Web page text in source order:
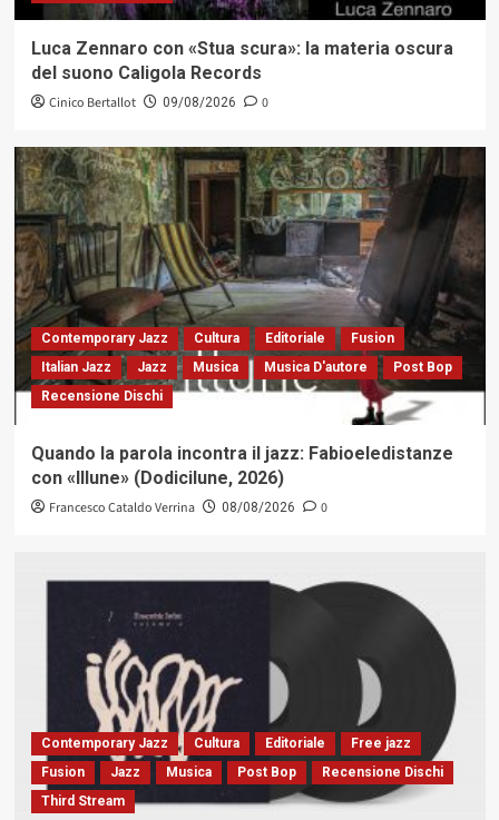
Luca Zennaro con «Stua scura»: la materia oscura
del suono Caligola Records
Cinico Bertallot 09/08/2026 0
Contemporary Jazz Cultura Editoriale
Fusion
Italian Jazz
Jazz Musica Musica D'autore
Post Bop
Recensione Dischi
Quando la parola incontra il jazz: Fabioeledistanze
con «Illune» (Dodicilune, 2026)
Francesco Cataldo Verrina 08/08/2026 0
Contemporary Jazz Cultura Editoriale
Free jazz
Fusion
Jazz Musica Post Bop
Recensione Dischi
Third Stream